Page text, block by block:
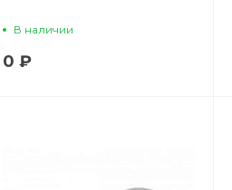
В наличии
0 ₽